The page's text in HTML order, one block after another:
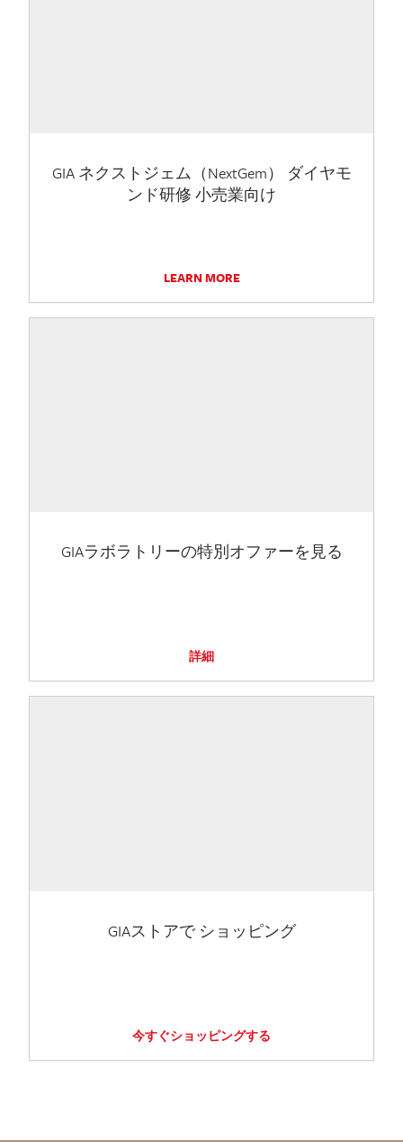
GIA ネクストジェム（NextGem） ダイヤモ
ンド研修 小売業向け
LEARN MORE
GIAラボラトリーの特別オファーを見る
詳細
GIAストアで ショッピング
今すぐショッピングする